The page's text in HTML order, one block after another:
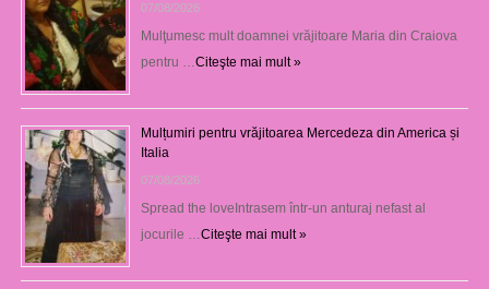
07/08/2026
Mulţumesc mult doamnei vrăjitoare Maria din Craiova
pentru …Citeşte mai mult »
Mulțumiri pentru vrăjitoarea Mercedeza din America și
Italia
07/08/2026
Spread the loveIntrasem într-un anturaj nefast al
jocurile …Citeşte mai mult »